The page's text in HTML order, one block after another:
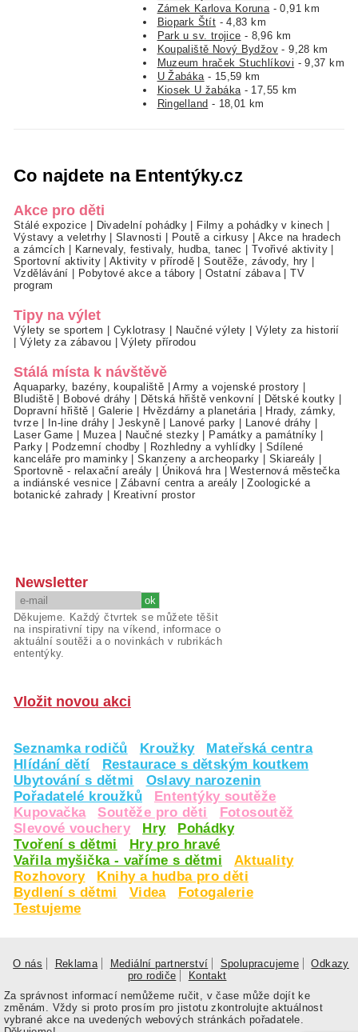
Zámek Karlova Koruna- 0,91 km
Biopark Štít - 4,83 km
Park u sv. trojice - 8,96 km
Koupaliště Nový Bydžov - 9,28 km
Muzeum hraček Stuchlíkovi - 9,37 km
U Žabáka- 15,59 km
Kiosek U žabáka- 17,55 km
Ringelland - 18,01 km
Co najdete na Ententýky.cz
Akce pro děti
Stálé expozice Divadelní pohádky Filmy a pohádky v kinech
Výstavy a veletrhy|Slavnosti Poutě a cirkusy
Akce na hradech
a zámcích
Karnevaly, festivaly, hudba, tanec Tvořivé aktivity
Sportovní aktivity|Aktivity v přírodě |Soutěže, závody, hry
Vzdělávání
Pobytové akce a tábory Ostatní zábava|TV
program
Tipy na výlet
Výlety se sportem Cyklotrasy Naučné výlety
Výlety za historií
Výlety za zábavou |Výlety přírodou
Stálá místa k návštěvě
Aquaparky, bazény, koupaliště |Army a vojenské prostory
Bludiště
Bobové dráhy Dětská hřiště venkovní Dětské koutky
Dopravní hřiště
Galerie Hvězdárny a planetária|
Hrady, zámky,
tvrze| In-line dráhy |Jeskyně| Lanové parky Lanové dráhy
Laser Game
Muzea| Naučné stezky Památky a památníky
Parky| Podzemní chodby Rozhledny a vyhlídky
Sdílené
kanceláře pro maminky |Skanzeny a archeoparky Skiareály
Sportovně - relaxační areály
Úniková hra|Westernová městečka
a indiánské vesnice |Zábavní centra a areály |Zoologické a
botanické zahrady
Kreativní prostor
Newsletter
Děkujeme. Každý čtvrtek se můžete těšit
na inspirativní tipy na víkend, informace o
aktuální soutěži a o novinkách v rubrikách
ententýky.
Vložit novou akci
Seznamka rodičů Kroužky
Mateřská centra
Hlídání dětí
Restaurace s dětským koutkem
Ubytování s dětmi
Oslavy narozenin
Pořadatelé kroužků
Ententýky soutěže
Kupovačka
Soutěže pro děti
Fotosoutěž
Slevové vouchery
Hry
Pohádky
Tvoření s dětmi
Hry pro hravé
Vařila myšička - vaříme s dětmi
Aktuality
Rozhovory
Knihy a hudba pro děti
Bydlení s dětmi
Videa
Fotogalerie
Testujeme
O nás Reklama Mediální partnerství Spolupracujeme
Odkazy
pro rodiče
Kontakt
Za správnost informací nemůžeme ručit, v čase může dojít ke
změnám. Vždy si proto prosím pro jistotu zkontrolujte aktuálnost
vybrané akce na uvedených webových stránkách pořadatele.